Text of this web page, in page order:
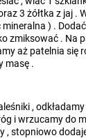
3 żółtka z jaj .
) . Dodać
zmiksować . Na
aż patelnia się
masę .
,
i wrzucamy do
, stopniowo